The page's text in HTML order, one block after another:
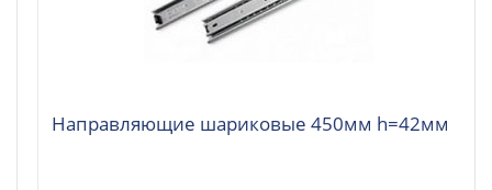
Направляющие шариковые 450мм h=42мм